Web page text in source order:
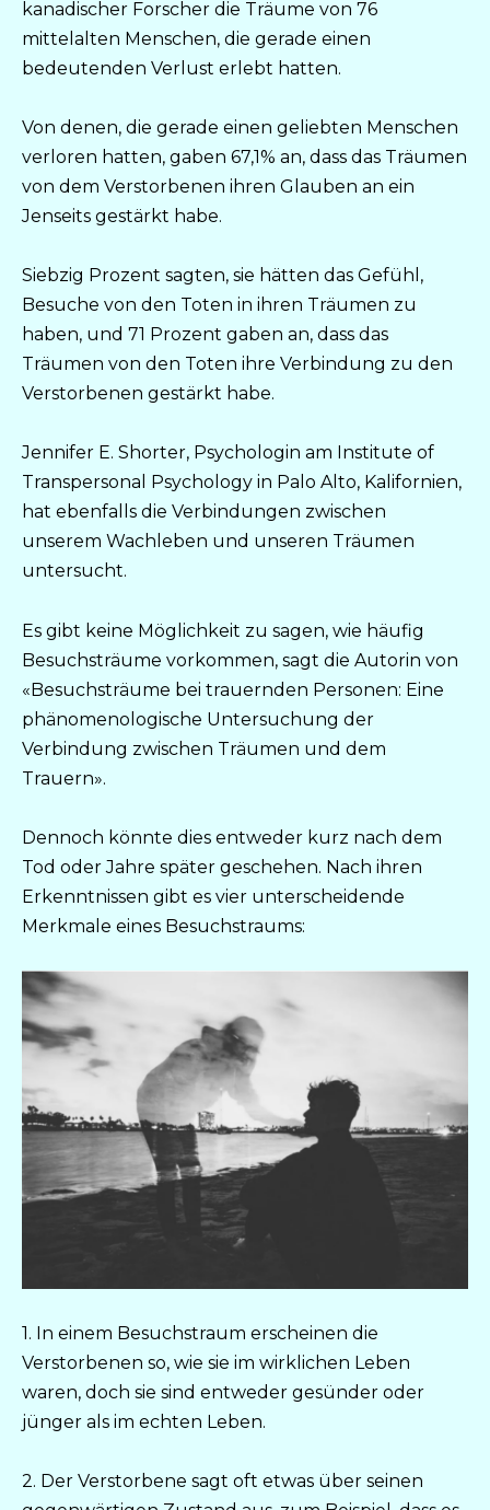
kanadischer Forscher die Träume von 76
mittelalten Menschen, die gerade einen
bedeutenden Verlust erlebt hatten.
Von denen, die gerade einen geliebten Menschen
verloren hatten, gaben 67,1% an, dass das Träumen
von dem Verstorbenen ihren Glauben an ein
Jenseits gestärkt habe.
Siebzig Prozent sagten, sie hätten das Gefühl,
Besuche von den Toten in ihren Träumen zu
haben, und 71 Prozent gaben an, dass das
Träumen von den Toten ihre Verbindung zu den
Verstorbenen gestärkt habe.
Jennifer E. Shorter, Psychologin am Institute of
Transpersonal Psychology in Palo Alto, Kalifornien,
hat ebenfalls die Verbindungen zwischen
unserem Wachleben und unseren Träumen
untersucht.
Es gibt keine Möglichkeit zu sagen, wie häufig
Besuchsträume vorkommen, sagt die Autorin von
«Besuchsträume bei trauernden Personen: Eine
phänomenologische Untersuchung der
Verbindung zwischen Träumen und dem
Trauern».
Dennoch könnte dies entweder kurz nach dem
Tod oder Jahre später geschehen. Nach ihren
Erkenntnissen gibt es vier unterscheidende
Merkmale eines Besuchstraums:
1. In einem Besuchstraum erscheinen die
Verstorbenen so, wie sie im wirklichen Leben
waren, doch sie sind entweder gesünder oder
jünger als im echten Leben.
2. Der Verstorbene sagt oft etwas über seinen